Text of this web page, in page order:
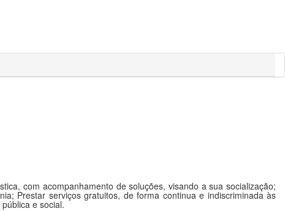
com acompanhamento de soluções, visando a sua socialização;
Prestar serviços gratuitos, de forma continua e indiscriminada às
e social.